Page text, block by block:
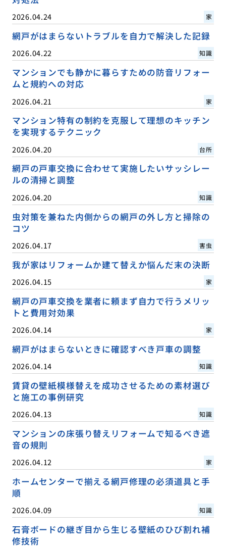
2026.04.24 家
網戸がはまらないトラブルを自力で解決した記録
2026.04.22 知識
マンションでも静かに暮らすための防音リフォー
ムと規約への対応
2026.04.21 家
マンション特有の制約を克服して理想のキッチン
を実現するテクニック
2026.04.20 台所
網戸の戸車交換に合わせて実施したいサッシレー
ルの清掃と調整
2026.04.20 知識
虫対策を兼ねた内側からの網戸の外し方と掃除の
コツ
2026.04.17 害虫
我が家はリフォームか建て替えか悩んだ末の決断
2026.04.15 家
網戸の戸車交換を業者に頼まず自力で行うメリッ
トと費用対効果
2026.04.14 家
網戸がはまらないときに確認すべき戸車の調整
2026.04.14 知識
賃貸の壁紙模様替えを成功させるための素材選び
と施工の事例研究
2026.04.13 知識
マンションの床張り替えリフォームで知るべき遮
音の規則
2026.04.12 家
ホームセンターで揃える網戸修理の必須道具と手
順
2026.04.09 知識
石膏ボードの継ぎ目から生じる壁紙のひび割れ補
修技術